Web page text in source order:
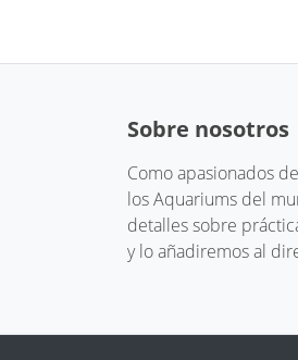
Sobre nosotros
Como apasionados
los Aquariums del
detalles sobre
y lo añadiremos al